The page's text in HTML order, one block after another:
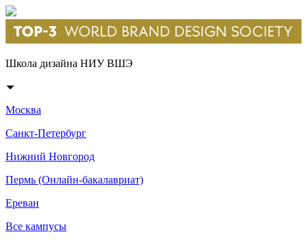
Школа дизайна НИУ ВШЭ
Москва
Санкт-Петербург
Нижний Новгород
Пермь (Онлайн-бакалавриат)
Ереван
Все кампусы